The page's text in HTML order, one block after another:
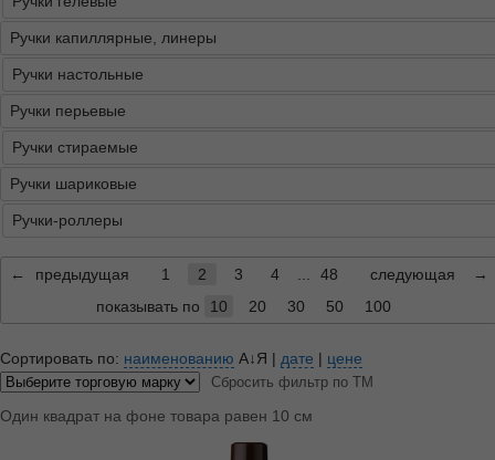
Ручки капиллярные, линеры
Ручки настольные
Ручки перьевые
Ручки стираемые
Ручки шариковые
Ручки-роллеры
← предыдущая 1 2 3 4 48 следующая
→
показывать по
10 20 30 50 100
Сортировать по: наименованию А↓Я | дате | цене
Сбросить фильтр по ТМ
Один квадрат на фоне товара равен 10 см